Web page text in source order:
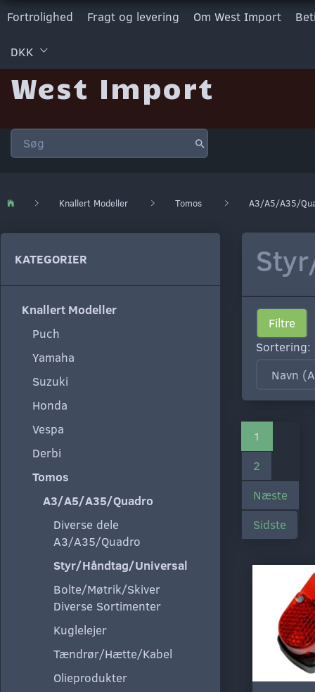
Fortrolighed Fragt og levering Om West Import
DKK
West Import
Knallert Modeller Tomos A3/A5/A35/
KATEGORIER
Knallert Modeller
Puch
Yamaha
Suzuki
Honda
Vespa
Derbi
Tomos
A3/A5/A35/Quadro
Diverse dele
A3/A35/Quadro
Styr/Håndtag/Universal
Bolte/Møtrik/Skiver
Diverse Sortimenter
Kuglelejer
Tændrør/Hætte/Kabel
Olieprodukter
Filtre
Sortering:
1
2
Næste
Sidste